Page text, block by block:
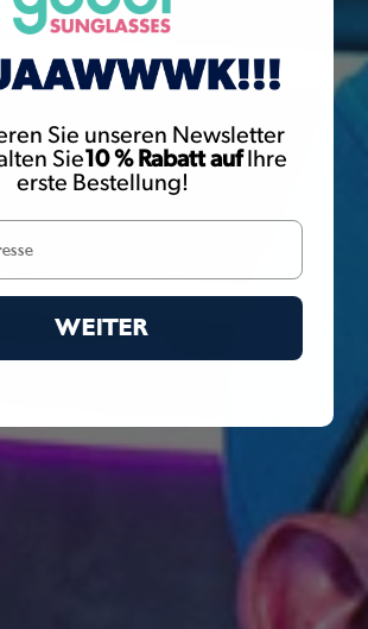
Nickel ausgesetzt sind. Nickel gilt im
als krebserregend. Weitere Informationen
Sie unseren Newsletter
Sie10 % Rabatt aufIhre
erste Bestellung!
WEITER